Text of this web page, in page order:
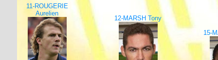
11-ROUGERIE
Aurelien
12-MARSH Tony
15-